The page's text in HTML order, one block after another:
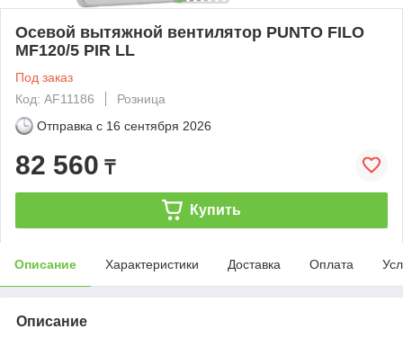
Осевой вытяжной вентилятор PUNTO FILO
MF120/5 PIR LL
Под заказ
Код: AF11186
Розница
Отправка с 16 сентября 2026
82 560 ₸
Купить
Описание Характеристики Доставка Оплата
Описание